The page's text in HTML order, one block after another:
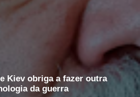
Kiev obriga a fazer outra
da guerra